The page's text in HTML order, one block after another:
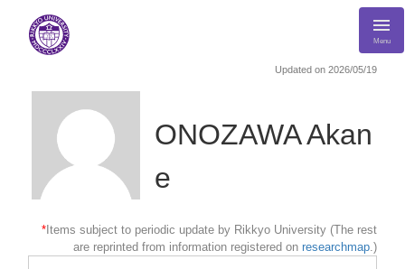
Menu
Updated on 2026/05/19
ONOZAWA Akan
e
* Items subject to periodic update by Rikkyo University (The rest
are reprinted from information registered on researchmap.)